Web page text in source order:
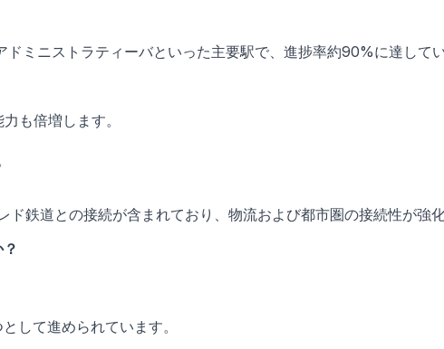
ミニストラティーバといった主要駅で、進捗率約90%に達してい
も倍増します。
鉄道との接続が含まれており、物流および都市圏の接続性が強化
して進められています。